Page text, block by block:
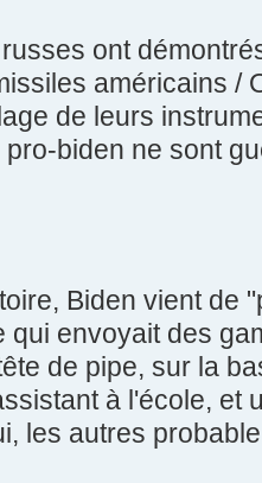
ont
américains /
de leurs
biden ne sont
Biden vient de
qui envoyait des
de pipe, sur la
à l'école, et
les autres